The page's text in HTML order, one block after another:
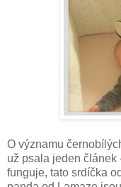
O významu
už psala jeden článek
funguje, tato srdíčka od